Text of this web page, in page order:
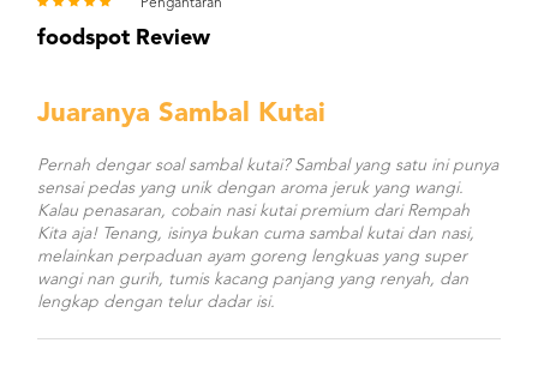
Pengantaran
foodspot Review
Juaranya Sambal Kutai
Pernah dengar soal sambal kutai? Sambal yang satu ini punya
sensai pedas yang unik dengan aroma jeruk yang wangi.
Kalau penasaran, cobain nasi kutai premium dari Rempah
Kita aja! Tenang, isinya bukan cuma sambal kutai dan nasi,
melainkan perpaduan ayam goreng lengkuas yang super
wangi nan gurih, tumis kacang panjang yang renyah, dan
lengkap dengan telur dadar isi.